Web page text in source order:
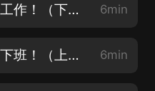
第005章 給你安排個好工作！（下）新品求月票+滿星好評！謝謝】 6min
第006章 我來接我老公下班！（上）新品求月票+滿星好評！謝謝】 6min